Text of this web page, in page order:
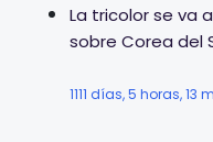
La tricolor se va
sobre Corea del
1111 días, 5 horas, 13